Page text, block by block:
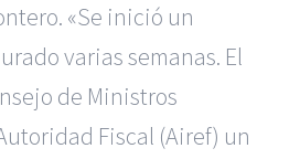
«Se inició un
varias semanas. El
de Ministros
Fiscal (Airef) un